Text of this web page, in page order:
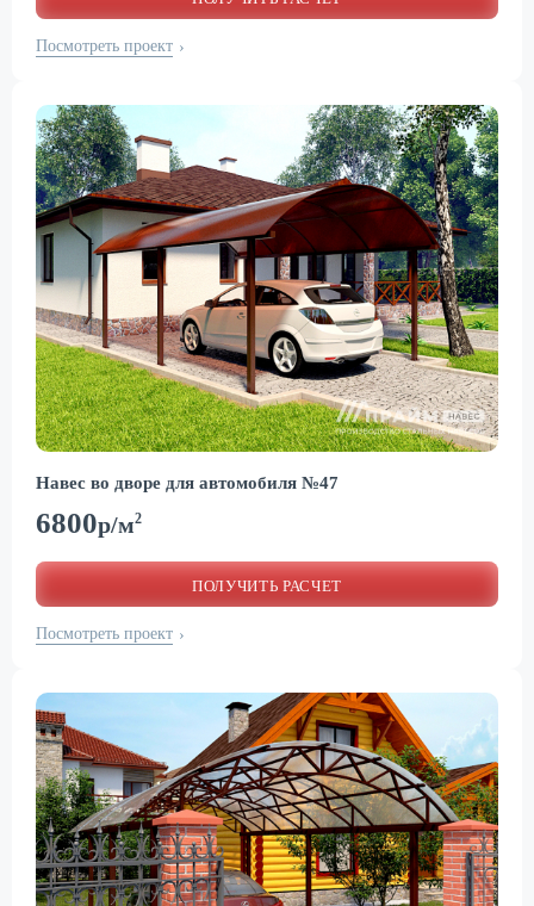
Посмотреть проект ›
Навес во дворе для автомобиля №47
6800р/м2
ПОЛУЧИТЬ РАСЧЕТ
Посмотреть проект ›